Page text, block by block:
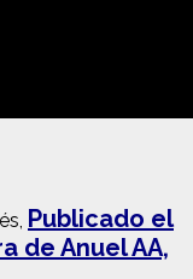
Publicado el
de Anuel AA,